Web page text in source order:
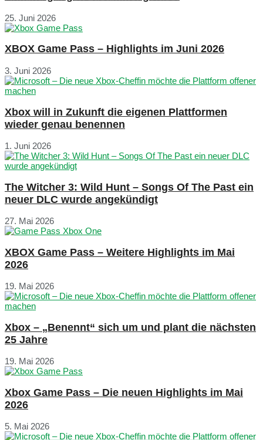
25. Juni 2026
XBOX Game Pass – Highlights im Juni 2026
3. Juni 2026
Xbox will in Zukunft die eigenen Plattformen
wieder genau benennen
1. Juni 2026
The Witcher 3: Wild Hunt – Songs Of The Past ein
neuer DLC wurde angekündigt
27. Mai 2026
XBOX Game Pass – Weitere Highlights im Mai
2026
19. Mai 2026
Xbox – „Benennt“ sich um und plant die nächsten
25 Jahre
19. Mai 2026
Xbox Game Pass – Die neuen Highlights im Mai
2026
5. Mai 2026